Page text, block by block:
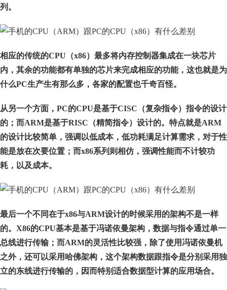
列。
相应的传统的CPU（x86）最多将内存控制器集成在一块芯片
内，其余的功能都有单独的芯片来完成相应的功能，这也就是为
什么PC生产生有那么多，各家的配置也千奇百怪。
从另一个方面， PC的CPU是基于CISC（复杂指令）指令的设计
的；而ARM是基于RISC（精简指令）设计的。特点就是ARM
的设计比较简单，强调以低成本，低功耗满足计算需求，对于性
能是放在次要位置；而x86系列则相仿，强调性能而不计较功
耗，以及成本。
最后一个不同在于x86与ARM设计的时候采用的架构不是一样
的。X86的CPU基本是基于冯诺依曼架构，数据与指令通过单一
总线进行传输；而ARM的灵活性比较强，除了使用冯诺依曼机
之外，还可以采用哈佛架构，这个架构数据跟指令是分别采用独
立的东线进行传输的，因而特别适合数据型计算的应用场合。